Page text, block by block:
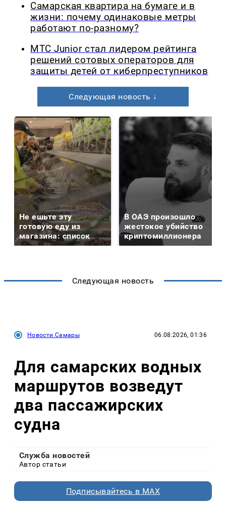
Самарская квартира на бумаге и в
жизни: почему одинаковые метры
работают по-разному?
МТС Junior стал лидером рейтинга
решений сотовых операторов для
защиты детей от киберпреступников
Следующая новость ↓
Не ешьте эту
готовую еду из
магазина: список
В ОАЭ произошло
жестокое убийство
криптомиллионера
Следующая новость
Новости Самары 06.08.2026, 01:36
Для самарских водных
маршрутов возведут
два пассажирских
судна
Служба новостей
Автор статьи
Подписывайтесь в MAX